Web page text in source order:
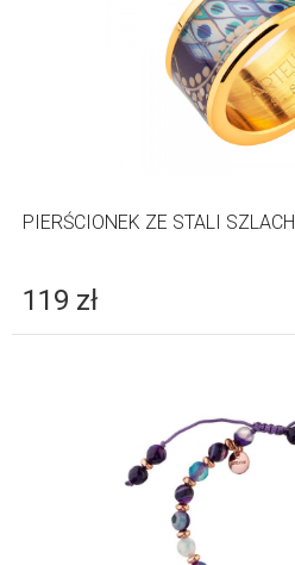
PIERŚCIONEK ZE STALI
119 zł